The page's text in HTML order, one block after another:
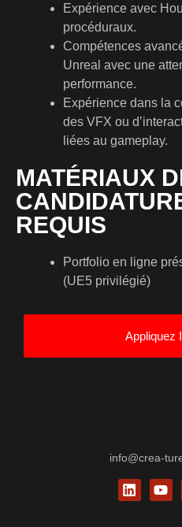
Expérience avec
procéduraux.
Compétences
Unreal avec une
performance.
Expérience dans la
des VFX ou
liées au gameplay.
MATÉRIAUX
REQUIS
Portfolio en ligne
(UE5 privilégié)
Appliquez
info@crea-